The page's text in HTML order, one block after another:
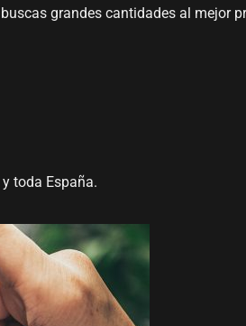
grandes cantidades al mejor
toda España.